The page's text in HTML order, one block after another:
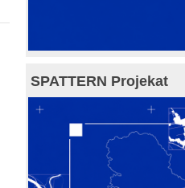
SPATTERN Projekat